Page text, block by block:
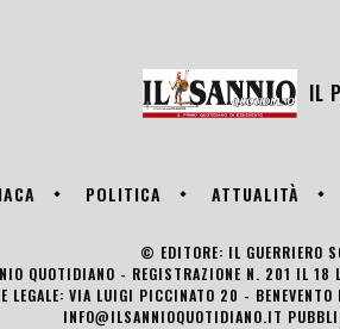
IL
POLITICA ATTUALITÀ
© EDITORE: IL GUERRIERO
QUOTIDIANO - REGISTRAZIONE N. 201 IL
LEGALE: VIA LUIGI PICCINATO 20 -
INFO@ILSANNIOQUOTIDIANO.IT